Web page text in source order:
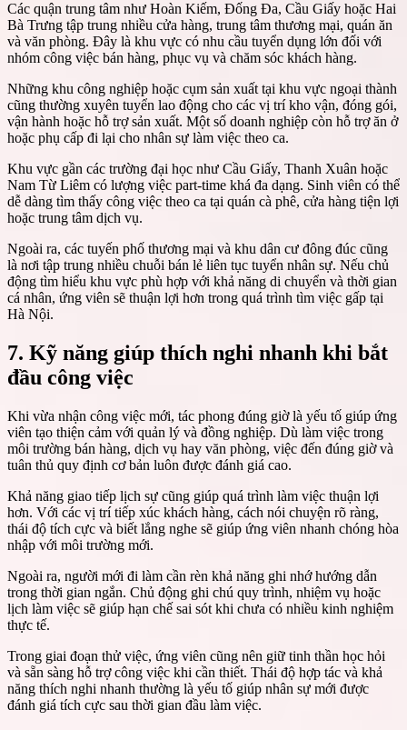
Các quận trung tâm như Hoàn Kiếm, Đống Đa, Cầu Giấy hoặc Hai
Bà Trưng tập trung nhiều cửa hàng, trung tâm thương mại, quán ăn
và văn phòng. Đây là khu vực có nhu cầu tuyển dụng lớn đối với
nhóm công việc bán hàng, phục vụ và chăm sóc khách hàng.
Những khu công nghiệp hoặc cụm sản xuất tại khu vực ngoại thành
cũng thường xuyên tuyển lao động cho các vị trí kho vận, đóng gói,
vận hành hoặc hỗ trợ sản xuất. Một số doanh nghiệp còn hỗ trợ ăn ở
hoặc phụ cấp đi lại cho nhân sự làm việc theo ca.
Khu vực gần các trường đại học như Cầu Giấy, Thanh Xuân hoặc
Nam Từ Liêm có lượng việc part-time khá đa dạng. Sinh viên có thể
dễ dàng tìm thấy công việc theo ca tại quán cà phê, cửa hàng tiện lợi
hoặc trung tâm dịch vụ.
Ngoài ra, các tuyến phố thương mại và khu dân cư đông đúc cũng
là nơi tập trung nhiều chuỗi bán lẻ liên tục tuyển nhân sự. Nếu chủ
động tìm hiểu khu vực phù hợp với khả năng di chuyển và thời gian
cá nhân, ứng viên sẽ thuận lợi hơn trong quá trình tìm việc gấp tại
Hà Nội.
7. Kỹ năng giúp thích nghi nhanh khi bắt
đầu công việc
Khi vừa nhận công việc mới, tác phong đúng giờ là yếu tố giúp ứng
viên tạo thiện cảm với quản lý và đồng nghiệp. Dù làm việc trong
môi trường bán hàng, dịch vụ hay văn phòng, việc đến đúng giờ và
tuân thủ quy định cơ bản luôn được đánh giá cao.
Khả năng giao tiếp lịch sự cũng giúp quá trình làm việc thuận lợi
hơn. Với các vị trí tiếp xúc khách hàng, cách nói chuyện rõ ràng,
thái độ tích cực và biết lắng nghe sẽ giúp ứng viên nhanh chóng hòa
nhập với môi trường mới.
Ngoài ra, người mới đi làm cần rèn khả năng ghi nhớ hướng dẫn
trong thời gian ngắn. Chủ động ghi chú quy trình, nhiệm vụ hoặc
lịch làm việc sẽ giúp hạn chế sai sót khi chưa có nhiều kinh nghiệm
thực tế.
Trong giai đoạn thử việc, ứng viên cũng nên giữ tinh thần học hỏi
và sẵn sàng hỗ trợ công việc khi cần thiết. Thái độ hợp tác và khả
năng thích nghi nhanh thường là yếu tố giúp nhân sự mới được
đánh giá tích cực sau thời gian đầu làm việc.